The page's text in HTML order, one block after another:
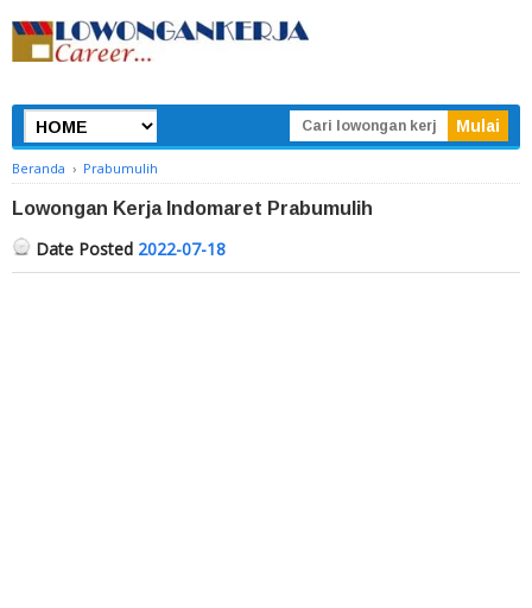
Beranda › Prabumulih
Lowongan Kerja Indomaret Prabumulih
Date Posted 2022-07-18